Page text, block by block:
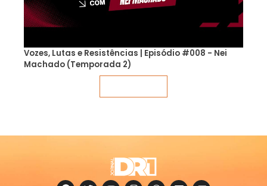
Vozes, Lutas e Resistências | Episódio #008 - Nei
Machado (Temporada 2)